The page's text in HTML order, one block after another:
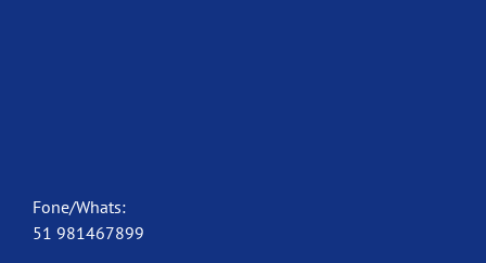
Fone/Whats:
51 981467899